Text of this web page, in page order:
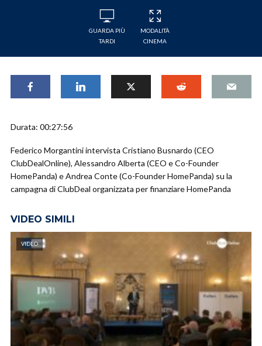
GUARDA PIÙ
TARDI
MODALITÀ
CINEMA
Durata: 00:27:56
Federico Morgantini intervista Cristiano Busnardo (CEO
ClubDealOnline), Alessandro Alberta (CEO e Co-Founder
HomePanda) e Andrea Conte (Co-Founder HomePanda) su la
campagna di ClubDeal organizzata per finanziare HomePanda
VIDEO SIMILI
VIDEO